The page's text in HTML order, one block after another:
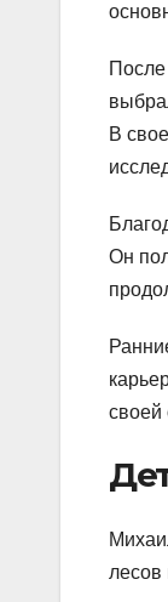
В
Он
своей
лесов